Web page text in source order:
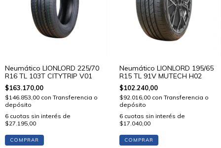
Neumático LIONLORD 225/70
R16 TL 103T CITYTRIP V01
$163.170,00
$146.853,00 con Transferencia o
depósito
6 cuotas sin interés de
$27.195,00
COMPRAR
Neumático LIONLORD 195/65
R15 TL 91V MUTECH H02
$102.240,00
$92.016,00 con Transferencia o
depósito
6 cuotas sin interés de
$17.040,00
COMPRAR